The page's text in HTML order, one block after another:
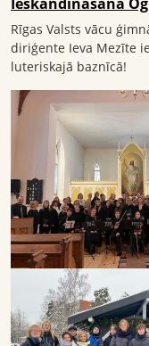
Rīgas Valsts vācu
diriģente Ieva Mezīte
luteriskajā baznīcā!